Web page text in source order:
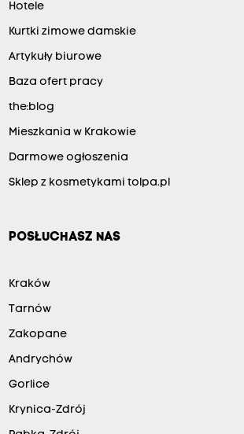
Hotele
Kurtki zimowe damskie
Artykuły biurowe
Baza ofert pracy
the:blog
Mieszkania w Krakowie
Darmowe ogłoszenia
Sklep z kosmetykami tolpa.pl
POSŁUCHASZ NAS
Kraków
Tarnów
Zakopane
Andrychów
Gorlice
Krynica-Zdrój